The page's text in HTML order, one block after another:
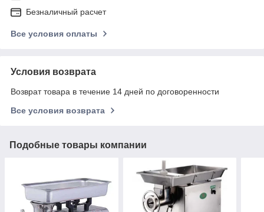
Безналичный расчет
Все условия оплаты
Условия возврата
Возврат товара в течение 14 дней по договоренности
Все условия возврата
Подобные товары компании